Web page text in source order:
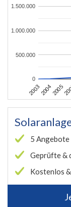
200320042005
0
500.000
1.000.000
1.500.000
5 Angebote
Geprüfte &
Kostenlos